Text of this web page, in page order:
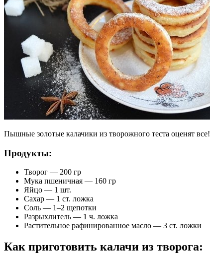
Пышные золотые калачики из творожного теста оценят все!
Продукты:
Творог — 200 гр
Мука пшеничная — 160 гр
Яйцо — 1 шт.
Сахар — 1 ст. ложка
Соль — 1–2 щепотки
Разрыхлитель — 1 ч. ложка
Растительное рафинированное масло — 3 ст. ложки
Как приготовить калачи из творога: